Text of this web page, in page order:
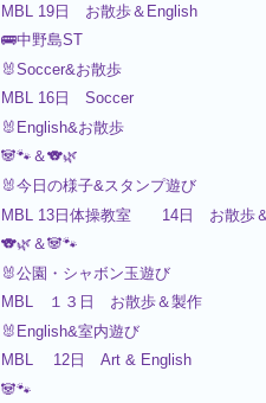
MBL 19日 お散歩＆English
🚌中野島ST
🐰Soccer&お散歩
MBL 16日 Soccer
🐰English&お散歩
🐼🐾＆🐨🌿
🐰今日の様子&スタンプ遊び
MBL 13日体操教室 14日 お散歩
🐨🌿＆🐼🐾
🐰公園・シャボン玉遊び
MBL １３日 お散歩＆製作
🐰English&室内遊び
MBL 12日 Art & English
🐼🐾